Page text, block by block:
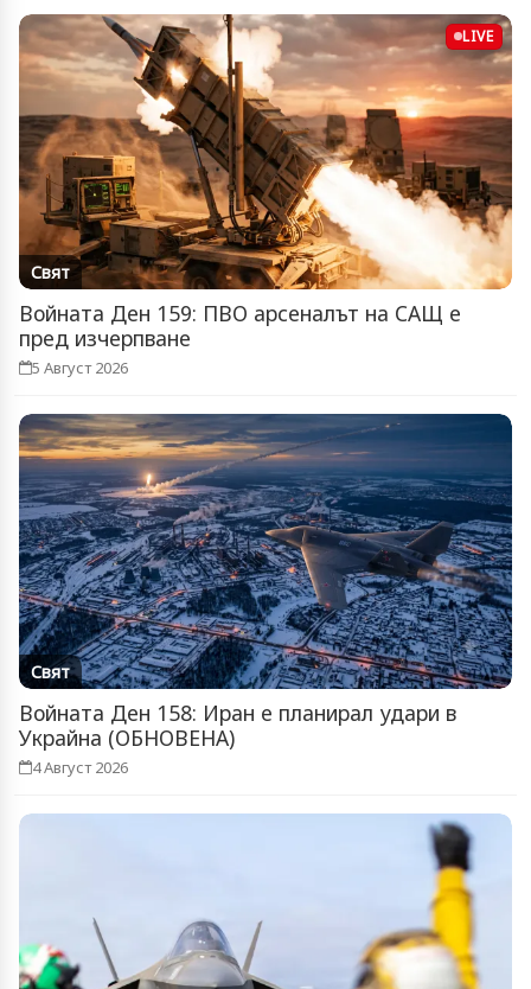
LIVE
Свят
Войната Ден 159: ПВО арсеналът на САЩ е
пред изчерпване
5 Август 2026
Свят
Войната Ден 158: Иран е планирал удари в
Украйна (ОБНОВЕНА)
4 Август 2026